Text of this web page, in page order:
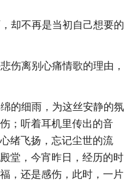
却不再是当初自己想要的
伤离别心痛情歌的理由，
的细雨，为这丝安静的氛
；听着耳机里传出的音
绪飞扬，忘记尘世的流
堂，今宵昨日，经历的时
，还是感伤，此时，一片